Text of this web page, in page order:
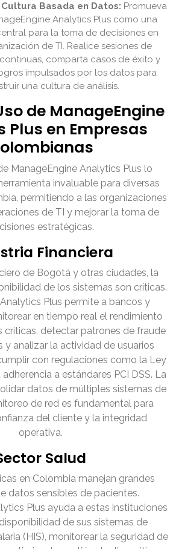
Basada en Datos: Promueva
Analytics Plus como una
para la toma de decisiones en
de TI. Realice sesiones de
comparta casos de éxito y
impulsados por los datos para
una cultura de análisis.
de ManageEngine
Plus en Empresas
ManageEngine Analytics Plus lo
invaluable para diversas
permitiendo a las organizaciones
de TI y mejorar la toma de
estratégicas.
Financiera
de Bogotá y otras ciudades, la
de los sistemas son críticas.
Plus permite a bancos y
en tiempo real el rendimiento
críticas, detectar patrones de fraude
y analizar la actividad de usuarios
con regulaciones como la Ley
a estándares PCI DSS. La
datos de múltiples sistemas de
de red es fundamental para
del cliente y la integridad
operativa.
Salud
en Colombia manejan grandes
datos sensibles de pacientes.
Plus ayuda a estas instituciones
de sus sistemas de
(HIS), monitorear la seguridad de